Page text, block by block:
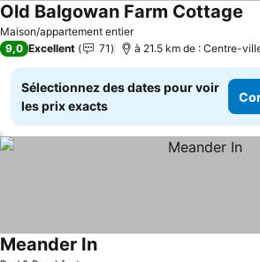
Maison/appartement entier
Old Balgowan Farm Cottage
9,0 Excellent 71 à 21.5 km de : Centre-
Sélectionnez des dates pour voir
les prix exacts
Meander In